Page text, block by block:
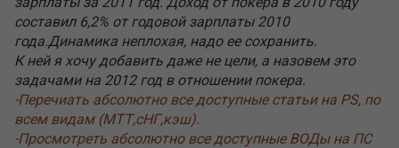
составил 6,2% от годовой зарплаты 2010
года.Динамика неплохая, надо ее сохранить.
К ней я хочу добавить даже не цели, а назовем это
задачами на 2012 год в отношении покера.
-Перечиать абсолютно все доступные статьи на PS, по
всем видам (МТТ,сНГ,кэш).
-Просмотреть абсолютно все доступные ВОДы на ПС